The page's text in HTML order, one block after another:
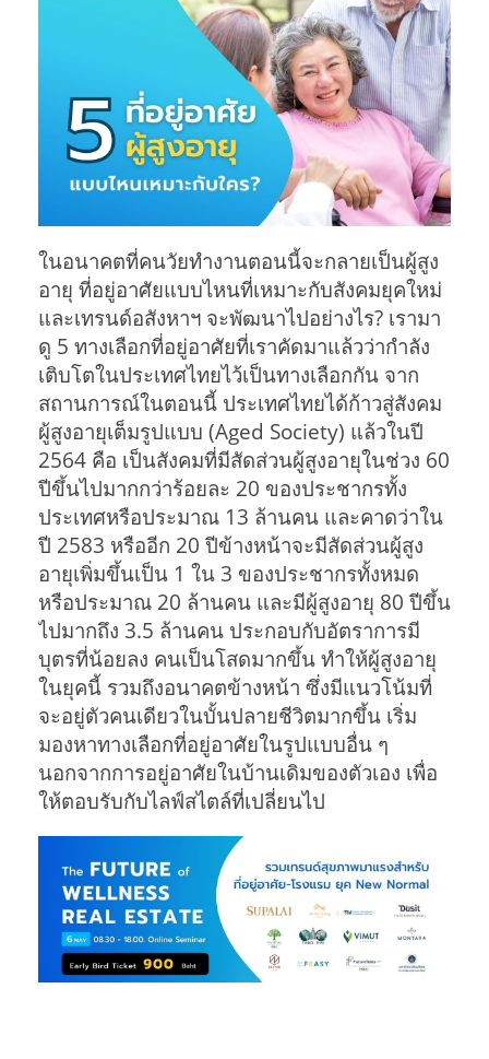
ในอนาคตที่คนวัยทำงานตอนนี้จะกลายเป็นผู้สูง
อายุ ที่อยู่อาศัยแบบไหนที่เหมาะกับสังคมยุคใหม่
และเทรนด์อสังหาฯ จะพัฒนาไปอย่างไร? เรามา
ดู 5 ทางเลือกที่อยู่อาศัยที่เราคัดมาแล้วว่ากำลัง
เติบโตในประเทศไทยไว้เป็นทางเลือกกัน จาก
สถานการณ์ในตอนนี้ ประเทศไทยได้ก้าวสู่สังคม
ผู้สูงอายุเต็มรูปแบบ (Aged Society) แล้วในปี
2564 คือ เป็นสังคมที่มีสัดส่วนผู้สูงอายุในช่วง 60
ปีขึ้นไปมากกว่าร้อยละ 20 ของประชากรทั้ง
ประเทศหรือประมาณ 13 ล้านคน และคาดว่าใน
ปี 2583 หรืออีก 20 ปีข้างหน้าจะมีสัดส่วนผู้สูง
อายุเพิ่มขึ้นเป็น 1 ใน 3 ของประชากรทั้งหมด
หรือประมาณ 20 ล้านคน และมีผู้สูงอายุ 80 ปีขึ้น
ไปมากถึง 3.5 ล้านคน ประกอบกับอัตราการมี
บุตรที่น้อยลง คนเป็นโสดมากขึ้น ทำให้ผู้สูงอายุ
ในยุคนี้ รวมถึงอนาคตข้างหน้า ซึ่งมีแนวโน้มที่
จะอยู่ตัวคนเดียวในบั้นปลายชีวิตมากขึ้น เริ่ม
มองหาทางเลือกที่อยู่อาศัยในรูปแบบอื่น ๆ
นอกจากการอยู่อาศัยในบ้านเดิมของตัวเอง เพื่อ
ให้ตอบรับกับไลฟ์สไตล์ที่เปลี่ยนไป